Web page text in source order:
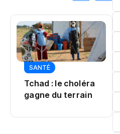
JUSTICE
Sénégal : la
justice tranche